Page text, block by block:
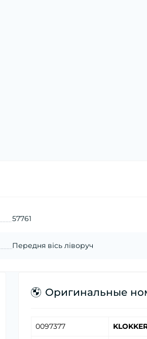
57761
Передня вісь ліворуч
Оригинальные
0097377